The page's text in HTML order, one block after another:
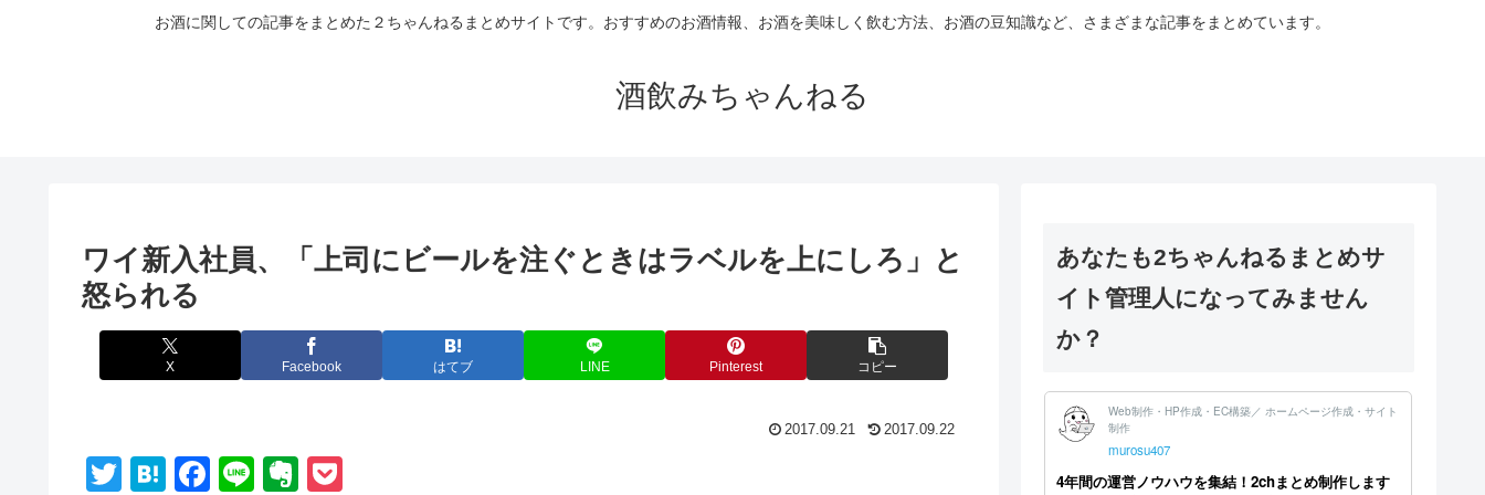
お酒に関しての記事をまとめた２ちゃんねるまとめサイトです。おすすめのお酒情報、お酒を美味しく飲む方法、お酒の豆知識など、さまざまな記事をまとめています。
酒飲みちゃんねる
ワイ新入社員、「上司にビールを注ぐときはラベルを上にしろ」と
怒られる
X Facebook はてブ LINE Pinterest コピー
2017.09.21 2017.09.22
T
H
F
Li
E
あなたも2ちゃんねるまとめサ
イト管理人になってみません
か？